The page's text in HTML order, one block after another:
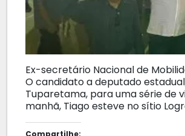
Ex-secretário Nacional de
O candidato a deputado
Tuparetama, para uma série de
manhã, Tiago esteve no sítio
Compartilhe: